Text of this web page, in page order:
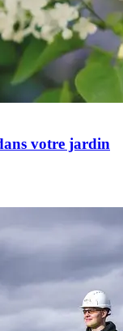
votre jardin